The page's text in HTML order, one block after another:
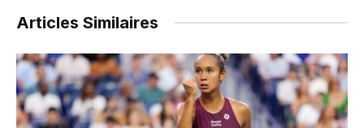
Articles Similaires